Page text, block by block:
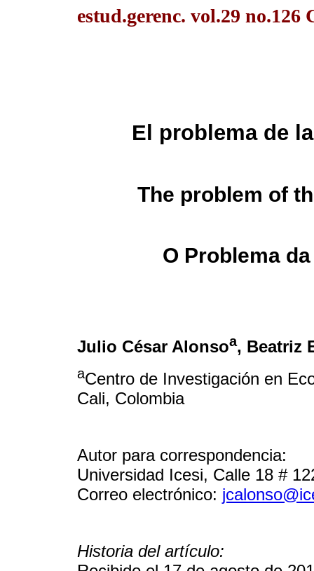
estud.gerenc. vol.29 no.126
El problema de
The problem of
O Problema
Julio César Alonsoa, Beatriz
aCentro de Investigación en
Cali, Colombia
Autor para correspondencia:
Universidad Icesi, Calle 18 #
Correo electrónico:
Historia del artículo: